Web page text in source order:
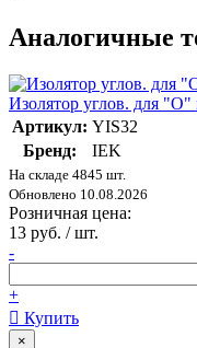
Аналогичные
Изолятор углов. для
Артикул: YIS32
Бренд:
IEK
На складе 4845 шт.
Обновлено 10.08.2026
Розничная цена:
13 руб. / шт.
-
+
Купить
×